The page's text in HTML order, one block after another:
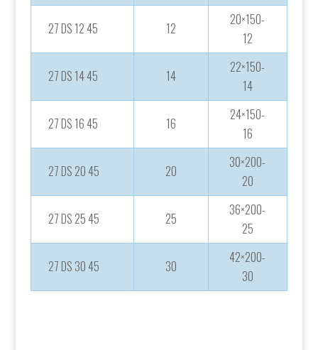
27 DS 12 45 12
20×150-
12
27 DS 14 45 14
22×150-
14
27 DS 16 45 16
24×150-
16
27 DS 20 45 20
30×200-
20
27 DS 25 45 25
36×200-
25
27 DS 30 45 30
42×200-
30